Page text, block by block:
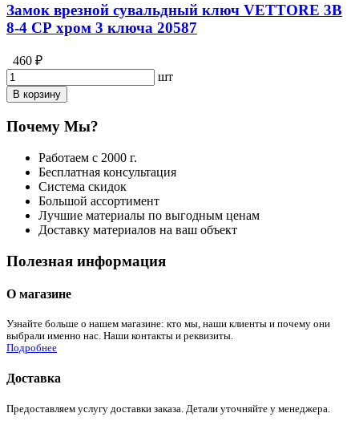
Замок врезной сувальдный ключ VETTORE 3B
8-4 СР хром 3 ключа 20587
460 ₽
шт
В корзину
Почему Мы?
Работаем с 2000 г.
Бесплатная консультация
Система скидок
Большой ассортимент
Лучшие материалы по выгодным ценам
Доставку материалов на ваш объект
Полезная информация
О магазине
Узнайте больше о нашем магазине: кто мы, наши клиенты и почему они
выбрали именно нас. Наши контакты и реквизиты.
Подробнее
Доставка
Предоставляем услугу доставки заказа. Детали уточняйте у менеджера.